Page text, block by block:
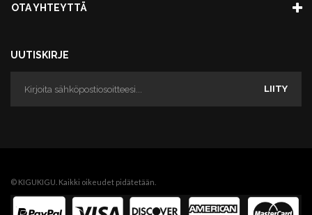
OTA YHTEYTTÄ
UUTISKIRJE
LIITY
© KIGUKIGU. Kaikki oikeudet pidätetään.